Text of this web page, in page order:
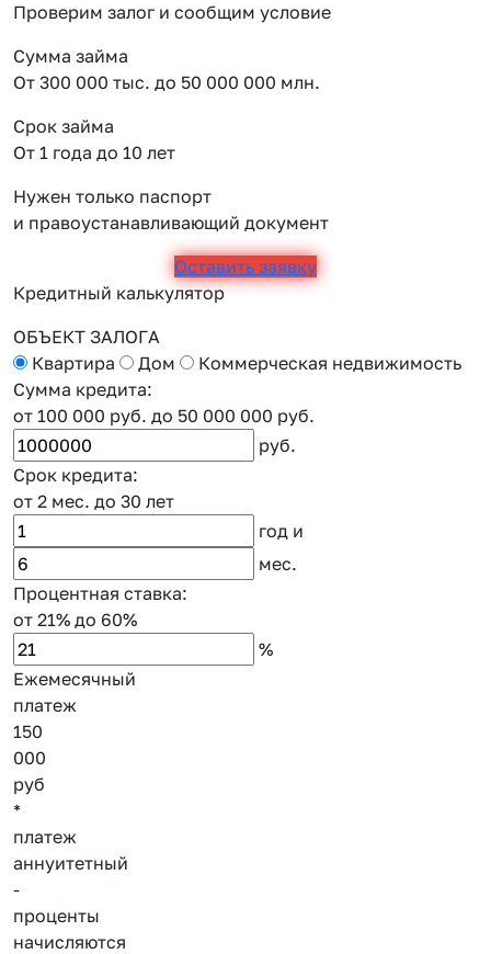
Проверим залог и сообщим условие
Сумма займа
От 300 000 тыс. до 50 000 000 млн.
Срок займа
От 1 года до 10 лет
Нужен только паспорт
и правоустанавливающий документ
Оставить заявку
Кредитный калькулятор
ОБЪЕКТ ЗАЛОГА
Квартира
Дом
Коммерческая недвижимость
Сумма кредита:
от 100 000 руб. до 50 000 000 руб.
руб.
Срок кредита:
от 2 мес. до 30 лет
год и
мес.
Процентная ставка:
от 21% до 60%
%
Ежемесячный
платеж
150
000
руб
*
платеж
аннуитетный
-
проценты
начисляются